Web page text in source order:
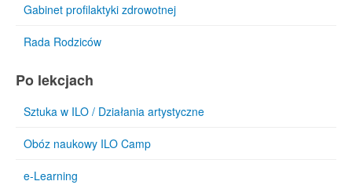
Gabinet profilaktyki zdrowotnej
Rada Rodziców
Po lekcjach
Sztuka w ILO / Działania artystyczne
Obóz naukowy ILO Camp
e-Learning